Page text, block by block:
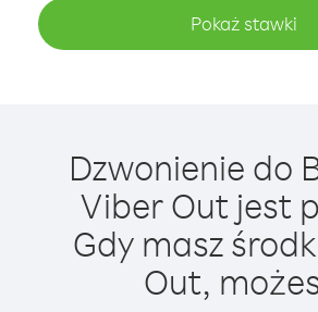
Pokaż stawki
Dzwonienie do
Viber Out jest
Gdy masz
Out,